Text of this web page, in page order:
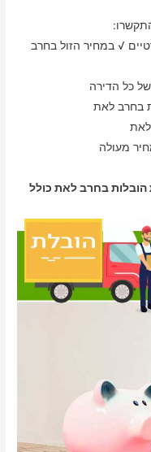
√ במחיר הזול בחרב
כל הדירה
בחרב לאת
לאת
מעולה
הובלות בחרב לאת כולל